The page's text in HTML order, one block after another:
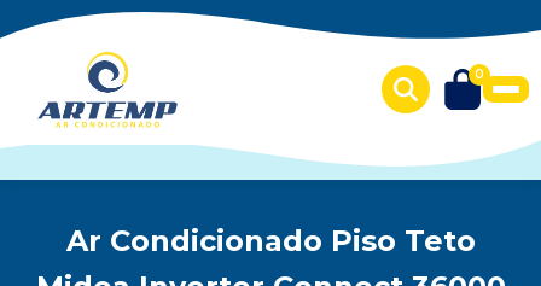
0
Ar Condicionado Piso Teto